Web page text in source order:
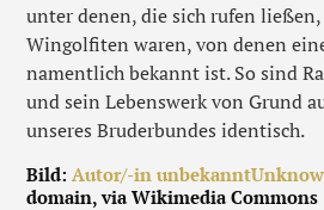
unter denen, die sich rufen
Wingolfiten waren, von denen
namentlich bekannt ist. So sind
und sein Lebenswerk von Grund
unseres Bruderbundes identisch.
Bild:Autor/-in
domain, via Wikimedia Commons